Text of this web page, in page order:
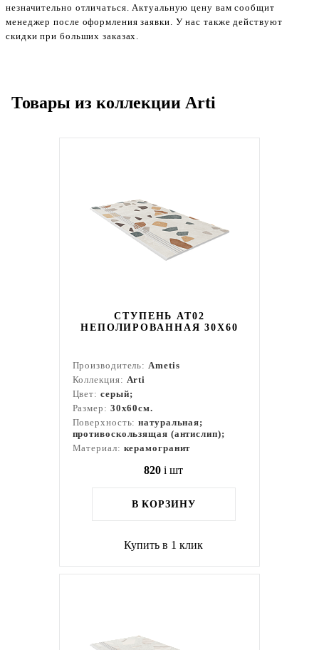
незначительно отличаться. Актуальную цену вам сообщит
менеджер после оформления заявки. У нас также действуют
скидки при больших заказах.
Товары из коллекции Arti
СТУПЕНЬ AT02
НЕПОЛИРОВАННАЯ 30X60
Производитель:Ametis
Коллекция: Arti
Цвет: серый;
Размер: 30x60см.
Поверхность:натуральная;
противоскользящая (антислип);
Материал: керамогранит
820 i шт
В КОРЗИНУ
Купить в 1 клик